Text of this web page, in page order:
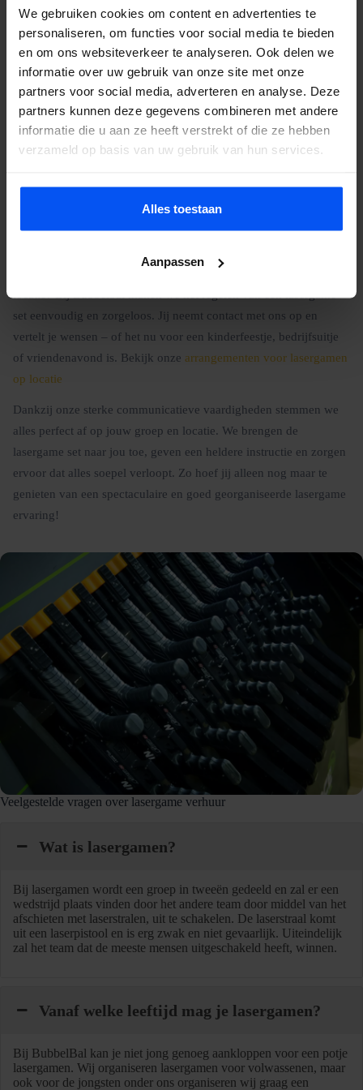
We gebruiken cookies om content en advertenties te
personaliseren, om functies voor social media te bieden
en om ons websiteverkeer te analyseren. Ook delen we
informatie over uw gebruik van onze site met onze
partners voor social media, adverteren en analyse. Deze
partners kunnen deze gegevens combineren met andere
informatie die u aan ze heeft verstrekt of die ze hebben
verzameld op basis van uw gebruik van hun services.
Alles toestaan
Aanpassen
iedereen zich sneller op zijn gemak.
Unieke ervaring– Het bekende terrein krijgt een compleet
nieuwe functie, wat het extra speciaal maakt.
Creatieve invulling– Je kunt zelf obstakels en dekking
creëren voor een uitdagendere arena.
Wil je een spannend lasergame avontuur beleven op jouw eigen
set eenvoudig en zorgeloos. Jij neemt contact met ons op en
vertelt je wensen – of het nu voor een kinderfeestje, bedrijfsuitje
of vriendenavond is. Bekijk onze arrangementen voor lasergamen
op locatie
Dankzij onze sterke communicatieve vaardigheden stemmen we
alles perfect af op jouw groep en locatie. We brengen de
lasergame set naar jou toe, geven een heldere instructie en zorgen
ervoor dat alles soepel verloopt. Zo hoef jij alleen nog maar te
genieten van een spectaculaire en goed georganiseerde lasergame
ervaring!
Veelgestelde vragen over lasergame verhuur
Wat is lasergamen?
Bij lasergamen wordt een groep in tweeën gedeeld en zal er een
wedstrijd plaats vinden door het andere team door middel van het
afschieten met laserstralen, uit te schakelen. De laserstraal komt
uit een laserpistool en is erg zwak en niet gevaarlijk. Uiteindelijk
zal het team dat de meeste mensen uitgeschakeld heeft, winnen.
Vanaf welke leeftijd mag je lasergamen?
Bij BubbelBal kan je niet jong genoeg aankloppen voor een potje
lasergamen. Wij organiseren lasergamen voor volwassenen, maar
ook voor de jongsten onder ons organiseren wij graag een